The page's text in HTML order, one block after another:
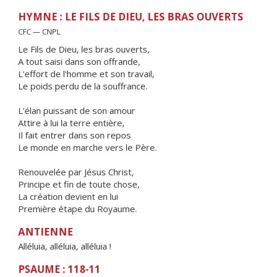
HYMNE : LE FILS DE DIEU, LES BRAS OUVERTS
CFC — CNPL
Le Fils de Dieu, les bras ouverts,
A tout saisi dans son offrande,
L'effort de l'homme et son travail,
Le poids perdu de la souffrance.
L'élan puissant de son amour
Attire à lui la terre entière,
Il fait entrer dans son repos
Le monde en marche vers le Père.
Renouvelée par Jésus Christ,
Principe et fin de toute chose,
La création devient en lui
Première étape du Royaume.
ANTIENNE
Alléluia, alléluia, alléluia !
PSAUME : 118-11